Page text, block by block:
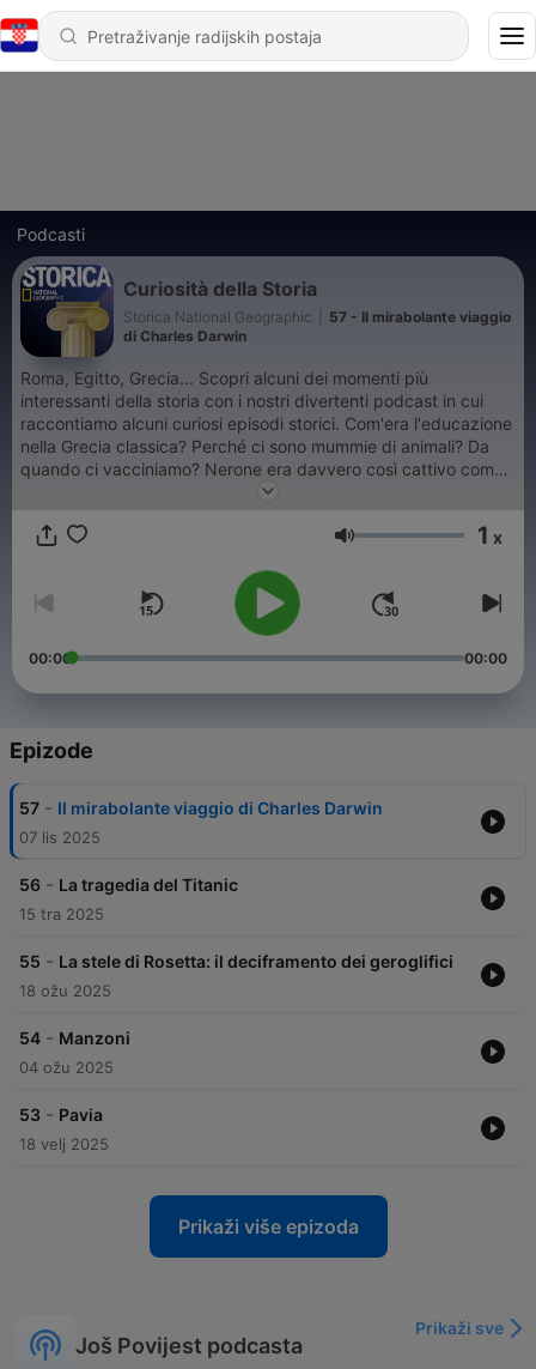
Podcasti
Curiosità della Storia
Storica National Geographic
57 - Il mirabolante viaggio
di Charles Darwin
Roma, Egitto, Grecia... Scopri alcuni dei momenti più
interessanti della storia con i nostri divertenti podcast in cui
raccontiamo alcuni curiosi episodi storici. Com'era l'educazione
nella Grecia classica? Perché ci sono mummie di animali? Da
quando ci vacciniamo? Nerone era davvero così cattivo come
lo dipingono? Chi furono i primi ad arrivare al Polo Sud? Chi
schiavo nel Medioevo? Queste e molte altre domande (e le loro
Glasnoća 1 x
00:00 00:00
Epizode
57 - Il mirabolante viaggio di Charles Darwin
07 lis 2025
56 - La tragedia del Titanic
15 tra 2025
55 - La stele di Rosetta: il deciframento dei geroglifici
18 ožu 2025
54 - Manzoni
04 ožu 2025
53 - Pavia
18 velj 2025
Prikaži više epizoda
Još Povijest podcasta
Prikaži sve